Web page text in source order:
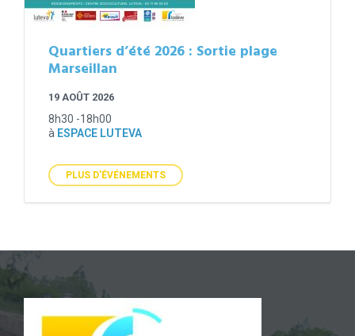
Quartiers d’été 2026 : Sortie plage
Marseillan
19 AOÛT 2026
8h30 -18h00
à ESPACE LUTEVA
PLUS D'ÉVÉNEMENTS